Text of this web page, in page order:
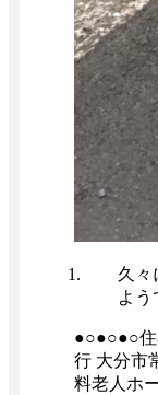
久々
よう
●○●○●○住
行 大分市
料老人ホ